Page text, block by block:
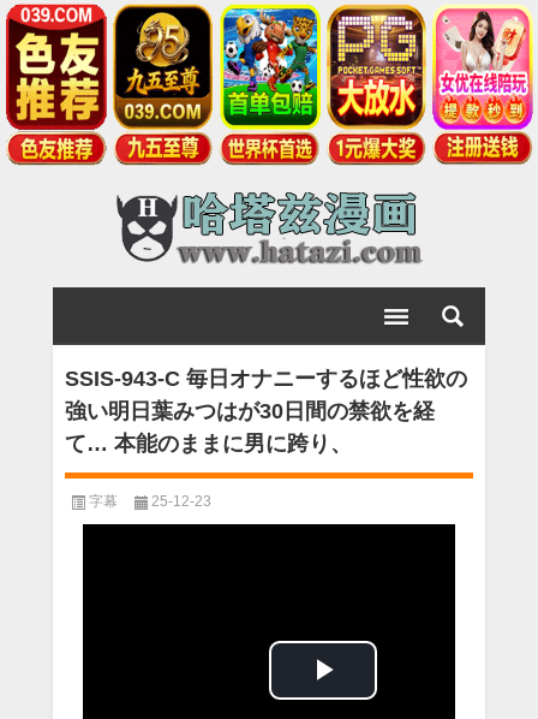
SSIS-943-C 毎日オナニーするほど性欲の
強い明日葉みつはが30日間の禁欲を経
て… 本能のままに男に跨り、
字幕 25-12-23
Play